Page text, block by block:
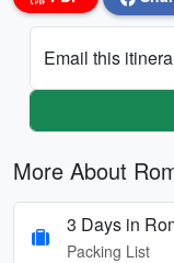
Email this
More About
3 Days in
Packing List